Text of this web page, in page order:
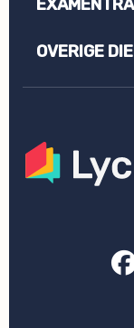
OVERIGE